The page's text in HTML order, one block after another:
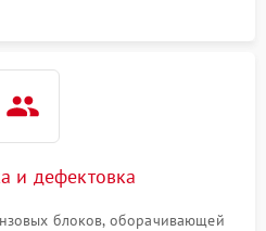
и дефектовка
блоков, оборачивающей